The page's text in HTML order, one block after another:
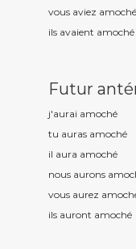
vous aviez amoché
ils avaient amoché
Futur
j'aurai amoché
tu auras amoché
il aura amoché
nous aurons
vous aurez amoch
ils auront amoché